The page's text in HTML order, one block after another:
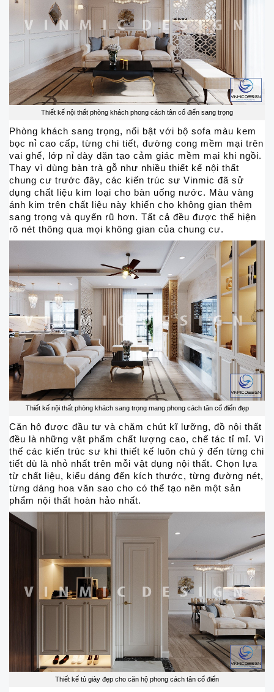
Thiết kế nội thất phòng khách phong cách tân cổ điển sang trọng
Phòng khách sang trọng, nổi bật với bộ sofa màu kem
bọc nỉ cao cấp, từng chi tiết, đường cong mềm mại trên
vai ghế, lớp nỉ dày dặn tạo cảm giác mềm mại khi ngồi.
Thay vì dùng bàn trà gỗ như nhiều thiết kế nội thất
chung cư trước đây, các kiến trúc sư Vinmic đã sử
dụng chất liệu kim loại cho bàn uống nước. Màu vàng
ánh kim trên chất liệu này khiến cho không gian thêm
sang trọng và quyến rũ hơn. Tất cả đều được thể hiện
rõ nét thông qua mọi không gian của chung cư.
Thiết kế nội thất phòng khách sang trọng mang phong cách tân cổ điển đẹp
Căn hộ được đầu tư và chăm chút kĩ lưỡng, đồ nội thất
đều là những vật phẩm chất lượng cao, chế tác tỉ mỉ. Vì
thế các kiến trúc sư khi thiết kế luôn chú ý đến từng chi
tiết dù là nhỏ nhất trên mỗi vật dụng nội thất. Chọn lựa
từ chất liệu, kiểu dáng đến kích thước, từng đường nét,
từng dáng hoa văn sao cho có thể tạo nên một sản
phẩm nội thất hoàn hảo nhất.
Thiết kế tủ giày đẹp cho căn hộ phong cách tân cổ điển